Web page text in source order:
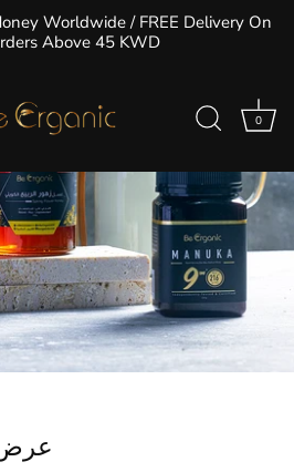
Worldwide / FREE Delivery On
Above 45 KWD
0
عرض